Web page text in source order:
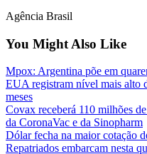
Agência Brasil
You Might Also Like
Mpox: Argentina põe em
EUA registram nível mais alto
meses
Covax receberá 110 milhões
da CoronaVac e da Sinopharm
Dólar fecha na maior cotação
Repatriados embarcam nesta